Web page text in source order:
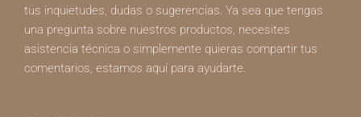
tus inquietudes, dudas o sugerencias. Ya sea que tengas
una pregunta sobre nuestros productos, necesites
asistencia técnica o simplemente quieras compartir tus
comentarios, estamos aquí para ayudarte.